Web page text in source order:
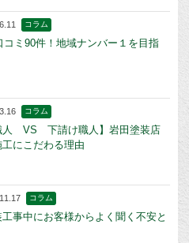
コラム
コミ90件！地域ナンバー１を目指
コラム
人 VS 下請け職人】岩田塗装店
にこだわる理由
コラム
事中にお客様からよく聞く不安と